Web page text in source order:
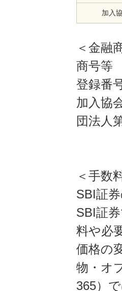
加入
＜金融
商号等
登録番
加入協
団法人
＜手数
SBI証
SBI証
料や必
価格の
物・オ
365）